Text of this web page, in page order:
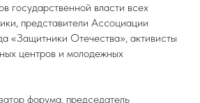
государственной власти всех
представители Ассоциации
«Защитники Отечества», активисты
центров и молодежных
форума, председатель